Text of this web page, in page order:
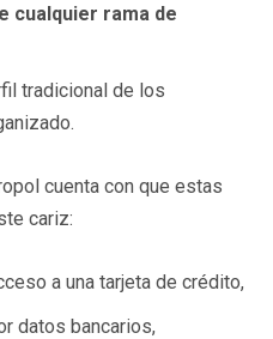
cualquier rama de
tradicional de los
cuenta con que estas
cariz:
a una tarjeta de crédito,
datos bancarios,